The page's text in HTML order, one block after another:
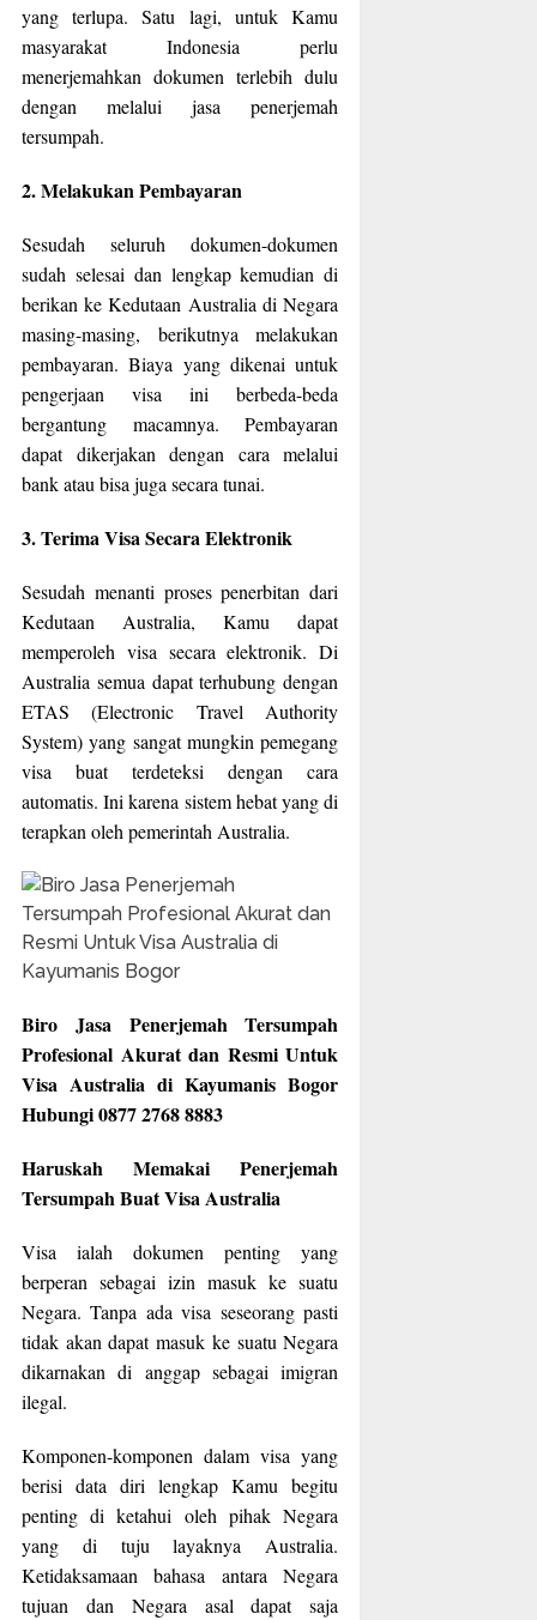
yang terlupa. Satu lagi, untuk Kamu
masyarakat Indonesia perlu
menerjemahkan dokumen terlebih dulu
dengan melalui jasa penerjemah
tersumpah.
2. Melakukan Pembayaran
Sesudah seluruh dokumen-dokumen
sudah selesai dan lengkap kemudian di
berikan ke Kedutaan Australia di Negara
masing-masing, berikutnya melakukan
pembayaran. Biaya yang dikenai untuk
pengerjaan visa ini berbeda-beda
bergantung macamnya. Pembayaran
dapat dikerjakan dengan cara melalui
bank atau bisa juga secara tunai.
3. Terima Visa Secara Elektronik
Sesudah menanti proses penerbitan dari
Kedutaan Australia, Kamu dapat
memperoleh visa secara elektronik. Di
Australia semua dapat terhubung dengan
ETAS (Electronic Travel Authority
System) yang sangat mungkin pemegang
visa buat terdeteksi dengan cara
automatis. Ini karena sistem hebat yang di
terapkan oleh pemerintah Australia.
Biro Jasa Penerjemah Tersumpah
Profesional Akurat dan Resmi Untuk
Visa Australia di Kayumanis Bogor
Hubungi 0877 2768 8883
Haruskah Memakai Penerjemah
Tersumpah Buat Visa Australia
Visa ialah dokumen penting yang
berperan sebagai izin masuk ke suatu
Negara. Tanpa ada visa seseorang pasti
tidak akan dapat masuk ke suatu Negara
dikarnakan di anggap sebagai imigran
ilegal.
Komponen-komponen dalam visa yang
berisi data diri lengkap Kamu begitu
penting di ketahui oleh pihak Negara
yang di tuju layaknya Australia.
Ketidaksamaan bahasa antara Negara
tujuan dan Negara asal dapat saja